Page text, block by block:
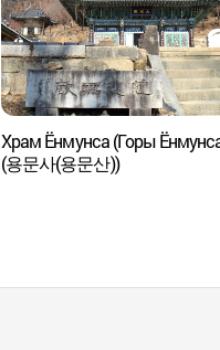
Храм Ёнмунса (Горы
(용문사(용문산))